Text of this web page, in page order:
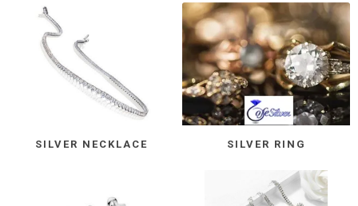
SILVER NECKLACE SILVER RING